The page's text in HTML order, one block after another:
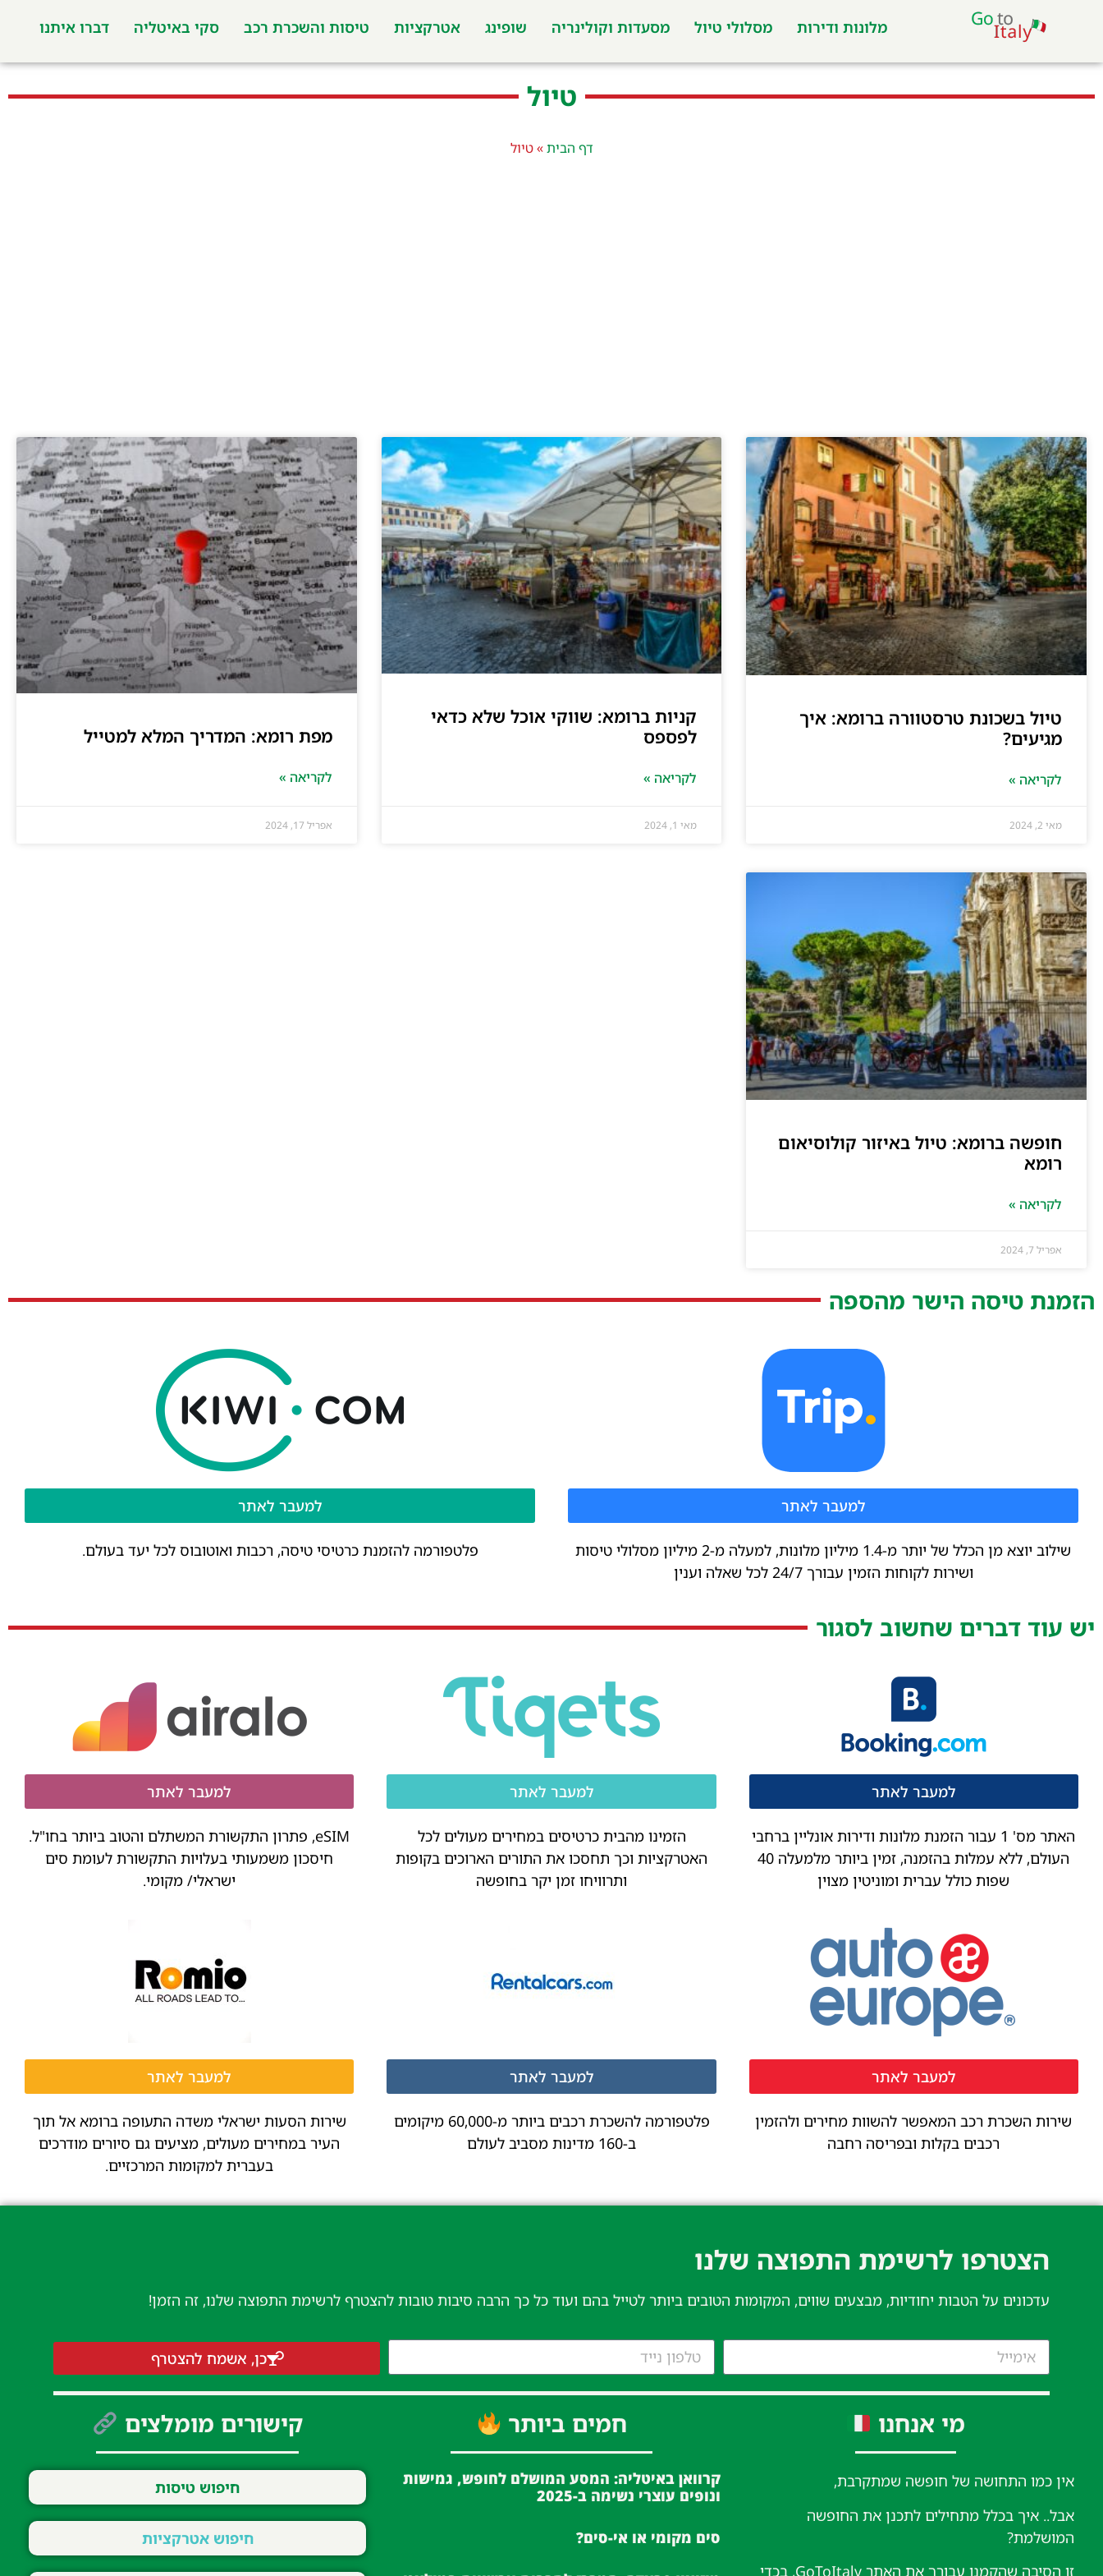
מלונות ודירות מסלולי טיול מסעדות וקולינריה שופינג אטרקציות טיסות והשכרת רכב סקי באיטליה דברו איתנו
טיול
דף הבית»טיול
טיול בשכונת טרסטוורה ברומא: איך
מגיעים?
לקריאה »
מאי 2, 2024
קניות ברומא: שווקי אוכל שלא כדאי
לפספס
לקריאה »
מאי 1, 2024
מפת רומא: המדריך המלא למטייל
לקריאה »
אפריל 17, 2024
חופשה ברומא: טיול באיזור קולוסיאום
רומא
לקריאה »
אפריל 7, 2024
הזמנת טיסה הישר מהספה
למעבר לאתר
שילוב יוצא מן הכלל של יותר מ-1.4 מיליון מלונות, למעלה מ-2 מיליון מסלולי טיסות
ושירות לקוחות הזמין עבורך 24/7 לכל שאלה וענין
למעבר לאתר
פלטפורמה להזמנת כרטיסי טיסה, רכבות ואוטובוס לכל יעד בעולם.
יש עוד דברים שחשוב לסגור
למעבר לאתר
האתר מס' 1 עבור הזמנת מלונות ודירות אונליין ברחבי
העולם, ללא עמלות בהזמנה, זמין ביותר מלמעלה 40
שפות כולל עברית ומוניטין מצוין
למעבר לאתר
הזמינו מהבית כרטיסים במחירים מעולים לכל
האטרקציות וכך תחסכו את התורים הארוכים בקופות
ותרוויחו זמן יקר בחופשה
למעבר לאתר
eSIM, פתרון התקשורת המשתלם והטוב ביותר בחו"ל.
חיסכון משמעותי בעלויות התקשורת לעומת סים
ישראלי/ מקומי.
למעבר לאתר
שירות השכרת רכב המאפשר להשוות מחירים ולהזמין
רכבים בקלות ובפריסה רחבה
למעבר לאתר
פלטפורמה להשכרת רכבים ביותר מ-60,000 מיקומים
ב-160 מדינות מסביב לעולם
למעבר לאתר
שירות הסעות ישראלי משדה התעופה ברומא אל תוך
העיר במחירים מעולים, מציעים גם סיורים מודרכים
בעברית למקומות המרכזיים.
הצטרפו לרשימת התפוצה שלנו​
עדכונים על הטבות יחודיות, מבצעים שווים, המקומות הטובים ביותר לטייל בהם ועוד כל כך הרבה סיבות טובות להצטרף לרשימת התפוצה שלנו, זה הזמן!
כן, אשמח להצטרף
מי אנחנו
אין כמו התחושה של חופשה שמתקרבת,
אבל.. איך בכלל מתחילים לתכנן את החופשה
המושלמת?
זו הסיבה שהקמנו עבורך את האתר GoToItaly, בכדי
חמים ביותר
קרוואן באיטליה: המסע המושלם לחופש, גמישות
ונופים עוצרי נשימה ב-2025
סים מקומי או אי-סים?
קישורים מומלצים
חיפוש טיסות
חיפוש אטרקציות